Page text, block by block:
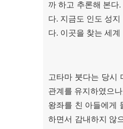
까 하고 추론해 본다.
다. 지금도 인도 성
다. 이곳을 찾는 세
고타마 붓다는 당시
관계를 유지하였으나
왕좌를 친 아들에게
하면서 감내하지 않